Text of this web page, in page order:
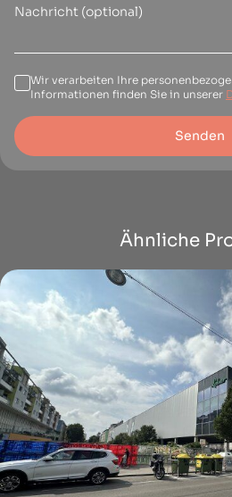
Wir verarbeiten Ihre
Informationen finden Sie in unserer
Senden
Ähnliche